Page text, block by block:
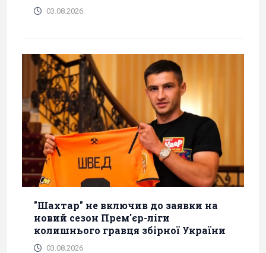
03.08.2026
"Шахтар" не включив до заявки на
новий сезон Прем'єр-ліги
колишнього гравця збірної України
03.08.2026